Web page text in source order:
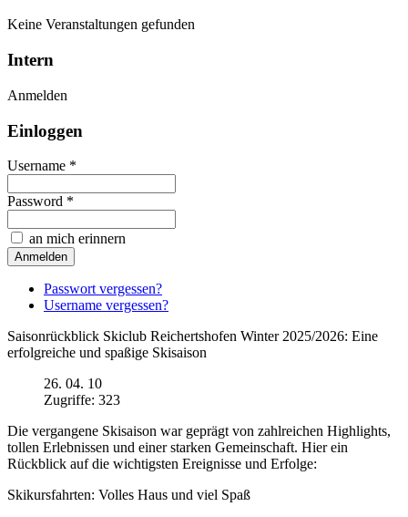
Keine Veranstaltungen gefunden
Intern
Anmelden
Einloggen
Username *
Password *
an mich erinnern
Passwort vergessen?
Username vergessen?
Saisonrückblick Skiclub Reichertshofen Winter 2025/2026: Eine
erfolgreiche und spaßige Skisaison
26. 04. 10
Zugriffe: 323
Die vergangene Skisaison war geprägt von zahlreichen Highlights,
tollen Erlebnissen und einer starken Gemeinschaft. Hier ein
Rückblick auf die wichtigsten Ereignisse und Erfolge:
Skikursfahrten: Volles Haus und viel Spaß